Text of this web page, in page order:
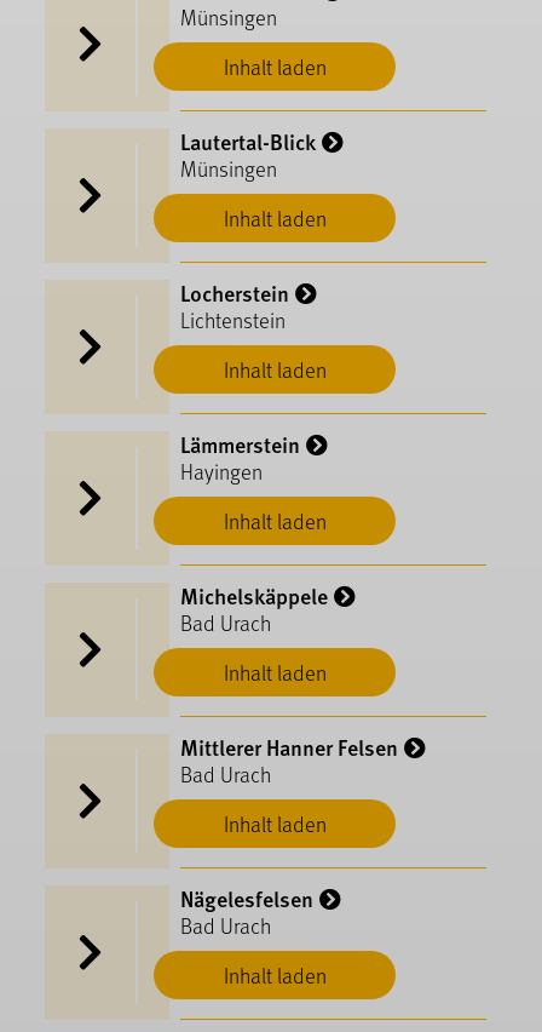
Inhalt laden
Münsingen
Inhalt laden
Lautertal-Blick
Münsingen
Inhalt laden
Locherstein
Lichtenstein
Inhalt laden
Lämmerstein
Hayingen
Inhalt laden
Michelskäppele
Bad Urach
Inhalt laden
Mittlerer Hanner Felsen
Bad Urach
Inhalt laden
Nägelesfelsen
Bad Urach